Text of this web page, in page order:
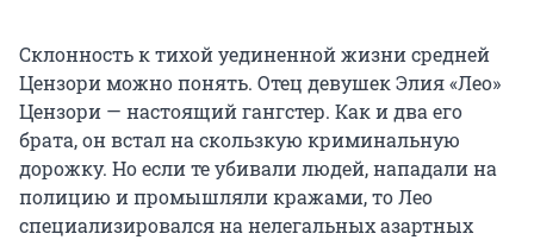
Склонность к тихой уединенной жизни средней
Цензори можно понять. Отец девушек Элия «Лео»
Цензори — настоящий гангстер. Как и два его
брата, он встал на скользкую криминальную
дорожку. Но если те убивали людей, нападали на
полицию и промышляли кражами, то Лео
специализировался на нелегальных азартных